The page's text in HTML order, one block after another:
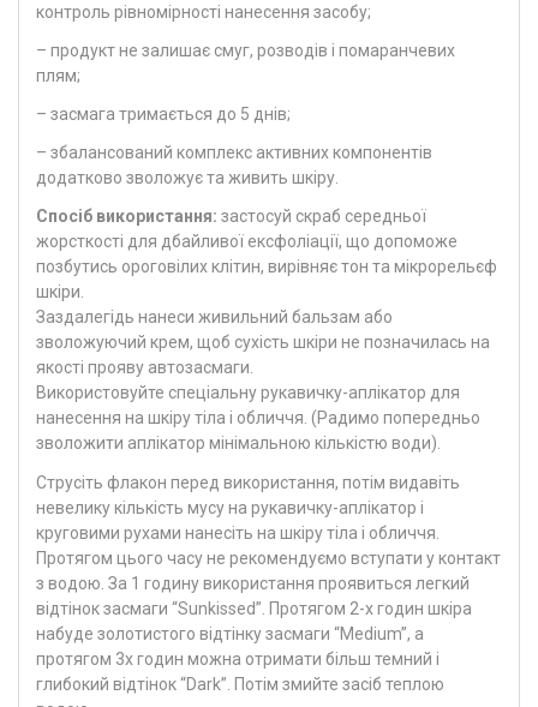
контроль рівномірності нанесення засобу;
– продукт не залишає смуг, розводів і помаранчевих
плям;
– засмага тримається до 5 днів;
– збалансований комплекс активних компонентів
додатково зволожує та живить шкіру.
Спосіб використання: застосуй скраб середньої
жорсткості для дбайливої ексфоліації, що допоможе
позбутись ороговілих клітин, вирівняє тон та мікрорельєф
шкіри.
Заздалегідь нанеси живильний бальзам або
зволожуючий крем, щоб сухість шкіри не позначилась на
якості прояву автозасмаги.
Використовуйте спеціальну рукавичку-аплікатор для
нанесення на шкіру тіла і обличчя. (Радимо попередньо
зволожити аплікатор мінімальною кількістю води).
Струсіть флакон перед використання, потім видавіть
невелику кількість мусу на рукавичку-аплікатор і
круговими рухами нанесіть на шкіру тіла і обличчя.
Протягом цього часу не рекомендуємо вступати у контакт
з водою. За 1 годину використання проявиться легкий
відтінок засмаги “Sunkissed”. Протягом 2-х годин шкіра
набуде золотистого відтінку засмаги “Medium”, а
протягом 3х годин можна отримати більш темний і
глибокий відтінок “Dark”. Потім змийте засіб теплою